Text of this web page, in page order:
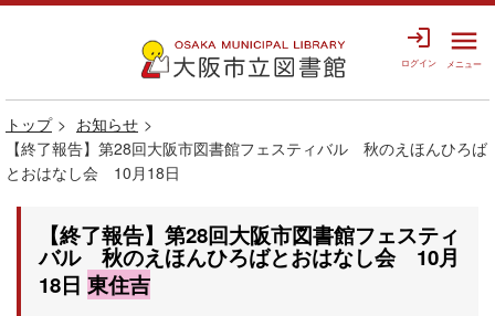
login
ログイン
menu
メニュー
トップ
お知らせ
【終了報告】第28回大阪市図書館フェスティバル 秋のえほんひろば
とおはなし会 10月18日
【終了報告】第28回大阪市図書館フェスティ
バル 秋のえほんひろばとおはなし会 10月
18日 東住吉